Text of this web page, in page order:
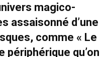
magico-
assaisonné d’une
comme « Le
qu’on